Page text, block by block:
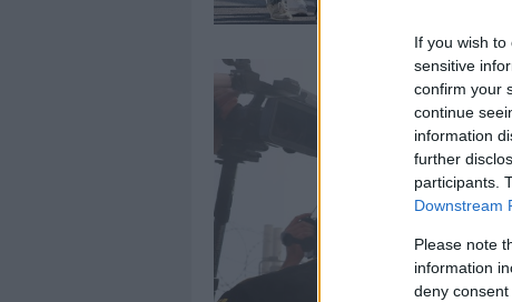
If you wish
sensitive
confirm your
continue
information
further
participants.
Downstream
Please note
information
deny